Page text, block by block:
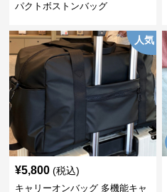
パクトボストンバッグ
人気
¥5,800 (税込)
キャリーオンバッグ 多機能キャ